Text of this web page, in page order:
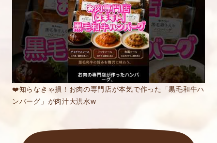
❤️知らなきゃ損！お肉の専門店が本気で作った「黒毛和牛ハ
ンバーグ」が肉汁大洪水w